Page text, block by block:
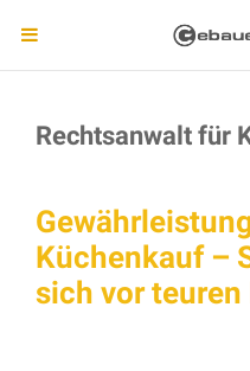
Rechtsanwalt für
Küchenkauf –
sich vor teuren